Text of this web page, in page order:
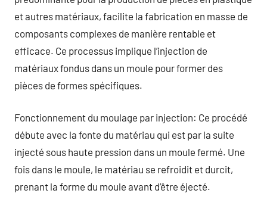
et autres matériaux, facilite la fabrication en masse de
composants complexes de manière rentable et
efficace. Ce processus implique l’injection de
matériaux fondus dans un moule pour former des
pièces de formes spécifiques.
Fonctionnement du moulage par injection: Ce procédé
débute avec la fonte du matériau qui est par la suite
injecté sous haute pression dans un moule fermé. Une
fois dans le moule, le matériau se refroidit et durcit,
prenant la forme du moule avant d’être éjecté.